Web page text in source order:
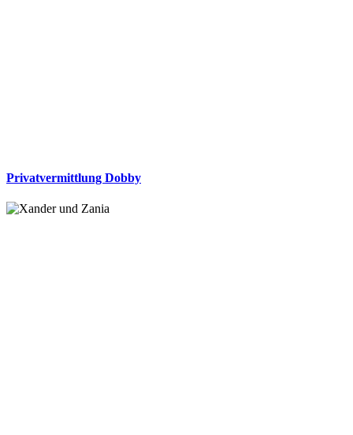
Privatvermittlung Dobby